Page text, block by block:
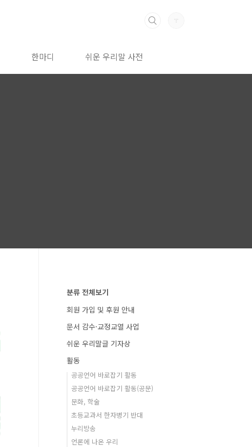
한마디 쉬운 우리말 사전
분류 전체보기
회원 가입 및 후원 안내
문서 감수·교정교열 사업
쉬운 우리말글 기자상
활동
공공언어 바로잡기 활동
공공언어 바로잡기 활동(공문)
문화, 학술
초등교과서 한자병기 반대
누리방송
언론에 나온 우리